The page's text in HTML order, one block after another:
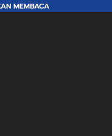
MEMBACA